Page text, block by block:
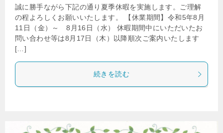
誠に勝手ながら下記の通り夏季休暇を実施します。ご理解
の程よろしくお願いいたします。 【休業期間】令和5年8月
11日（金）～ 8月16日（水） 休暇期間中にいただいたお
問い合わせ等は8月17日（木）以降順次ご案内いたします
[…]
続きを読む